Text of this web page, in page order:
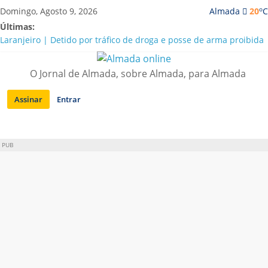
Saltar
para
conteúdo
Almada 20oC
Domingo, Agosto 9, 2026
Últimas:
Laranjeiro | Detido por tráfico de droga e posse de arma proibida
A “crise” da água em Almada: ilações e ensinamentos necessários
Costa da Caparica | Polícia Marítima e ASAE detectam
irregularidades em habitações e restaurantes
APA diz que falta de água em Almada “foi um problema de má
O Jornal de Almada, sobre Almada, para Almada
Assinar Entrar
PUB